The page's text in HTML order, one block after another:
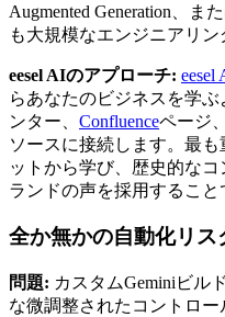
Augmented Generation、ま
も大規模なエンジニアリン
eesel AIのアプローチ: eesel
らあなたのビジネスを学
ンター、 Confluenceページ、
ソースに接続します。最
ットから学び、歴史的な
ランドの声を採用すること
全か無かの自動化リス
問題: カスタムGeminiビル
な微調整されたコントロー